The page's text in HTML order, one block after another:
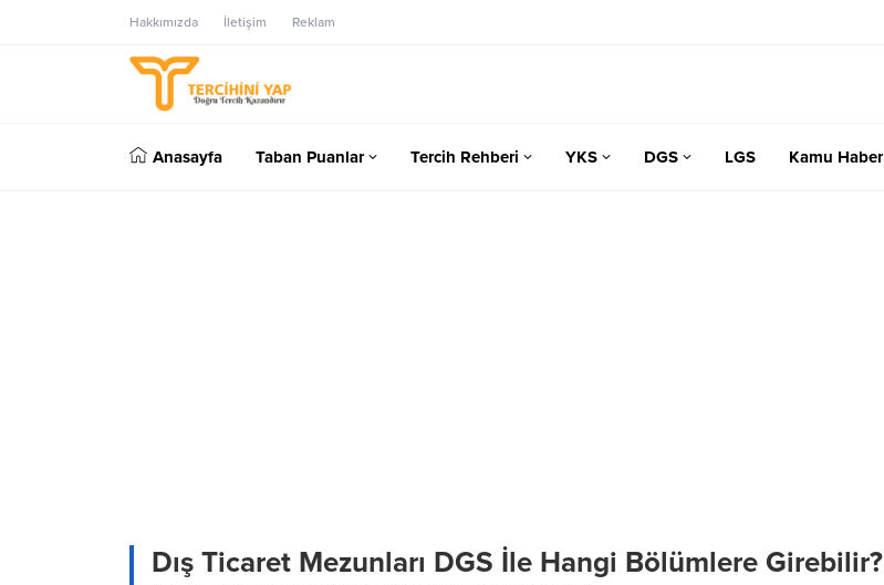
Hakkımızda İletişim Reklam
Anasayfa Taban Puanlar Tercih Rehberi YKS DGS LGS Kamu Haber
Dış Ticaret Mezunları DGS İle Hangi Bölümlere Girebilir?